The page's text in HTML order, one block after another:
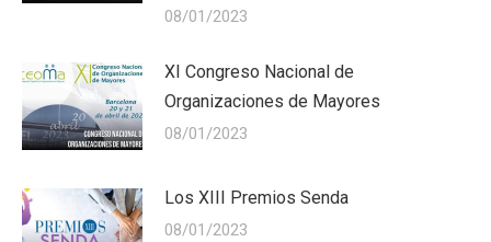
08/01/2023
XI Congreso Nacional de
Organizaciones de Mayores
08/01/2023
Los XIII Premios Senda
08/01/2023